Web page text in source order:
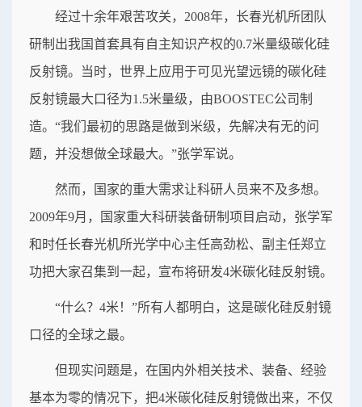
经过十余年艰苦攻关，2008年，长春光机所团队
研制出我国首套具有自主知识产权的0.7米量级碳化硅
反射镜。当时，世界上应用于可见光望远镜的碳化硅
反射镜最大口径为1.5米量级，由BOOSTEC公司制
造。“我们最初的思路是做到米级，先解决有无的问
题，并没想做全球最大。”张学军说。
然而，国家的重大需求让科研人员来不及多想。
2009年9月，国家重大科研装备研制项目启动，张学军
和时任长春光机所光学中心主任高劲松、副主任郑立
功把大家召集到一起，宣布将研发4米碳化硅反射镜。
“什么？4米！”所有人都明白，这是碳化硅反射镜
口径的全球之最。
但现实问题是，在国内外相关技术、装备、经验
基本为零的情况下，把4米碳化硅反射镜做出来，不仅